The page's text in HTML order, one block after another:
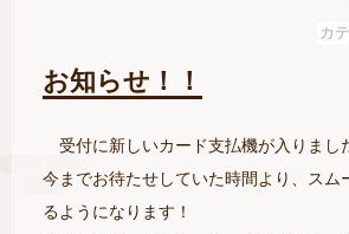
お知らせ！！
受付に新しいカード支払機が入りまし
今までお待たせしていた時間より、スム
るようになります！